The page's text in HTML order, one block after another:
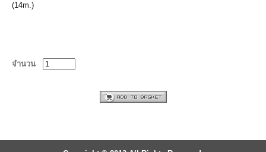
(14m.)
จำนวน